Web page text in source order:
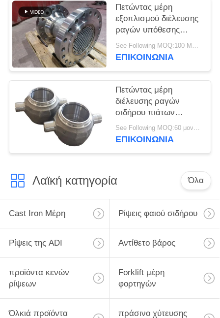
Πετώντας μέρη
εξοπλισμού διέλευσης
ραγών υπόθεσης
FC300 συμπλεκτών
άμμου
See Following MOQ:100 ΜΟΝΑΔΕΣ
ΕΠΙΚΟΙΝΩΝΊΑ
Πετώντας μέρη
διέλευσης ραγών
σιδήρου πιάτων
ρουλεμάν
σιδηροδρόμων
See Following MOQ:60 μονάδες
ΕΠΙΚΟΙΝΩΝΊΑ
Λαϊκή κατηγορία Όλα
Cast Iron Μέρη Ρίψεις φαιού σιδήρου
Ρίψεις της ADI Αντίθετο βάρος
προϊόντα κενών
ρίψεων
Forklift μέρη
φορτηγών
Όλκιά προϊόντα πράσινο χύτευσης